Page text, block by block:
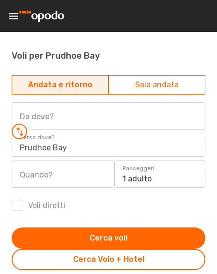
Voli per Prudhoe Bay
Andata e ritorno Sola andata
Da dove?
Verso dove?
Prudhoe Bay
Quando?
Passeggeri
1 adulto
Voli diretti
Cerca Volo + Hotel
Cerca voli